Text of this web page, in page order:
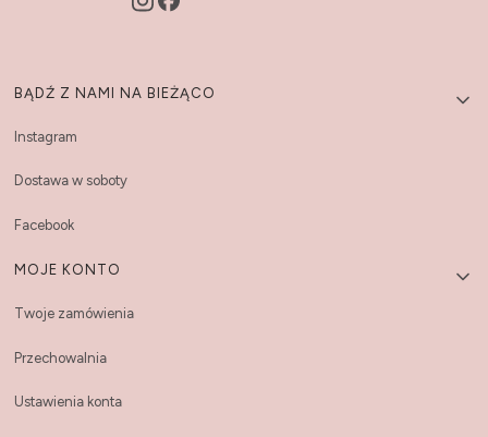
Linki w stopce
BĄDŹ Z NAMI NA BIEŻĄCO
Instagram
Dostawa w soboty
Facebook
MOJE KONTO
Twoje zamówienia
Przechowalnia
Ustawienia konta